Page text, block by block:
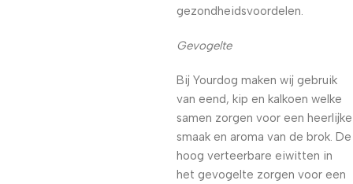
gezondheidsvoordelen.
Gevogelte
Bij Yourdog maken wij gebruik
van eend, kip en kalkoen welke
samen zorgen voor een heerlijke
smaak en aroma van de brok. De
hoog verteerbare eiwitten in
het gevogelte zorgen voor een